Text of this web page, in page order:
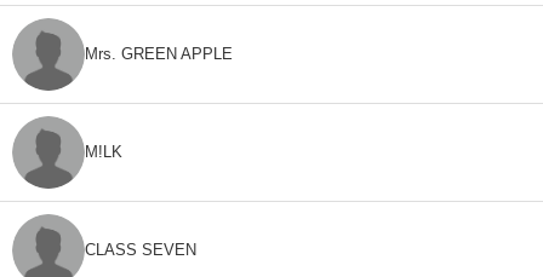
Mrs. GREEN APPLE
M!LK
CLASS SEVEN